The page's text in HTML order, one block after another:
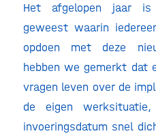
Het afgelopen jaar is
geweest waarin
opdoen met deze
hebben we gemerkt dat
vragen leven over de
de eigen
invoeringsdatum snel